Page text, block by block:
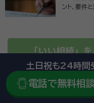
ント、要件
土日祝も24時間
電話で無料相